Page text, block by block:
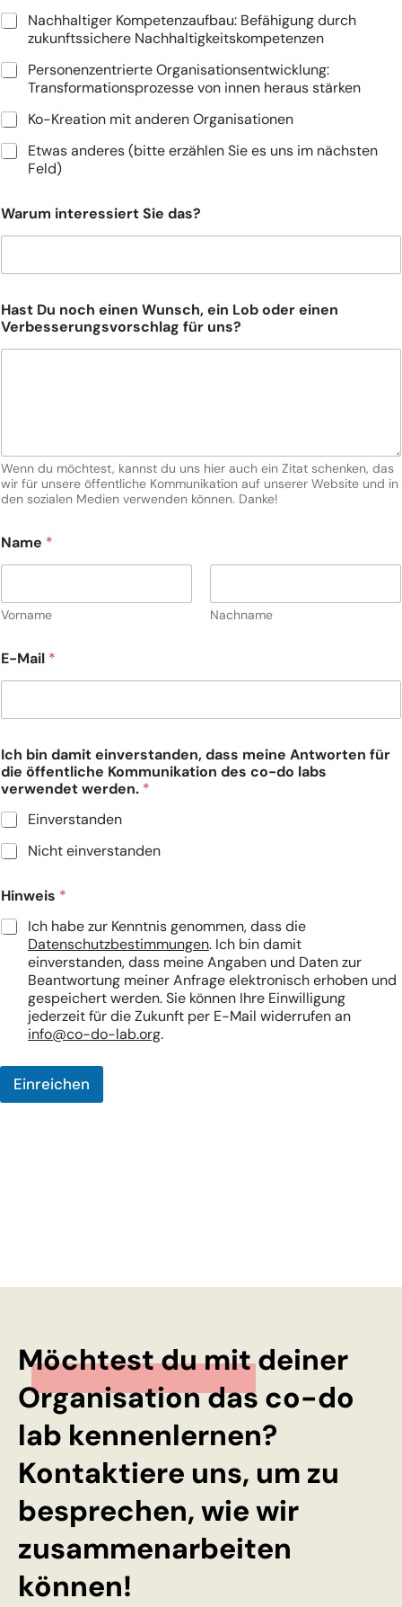
s
l
g
Nachhaltiger Kompetenzaufbau: Befähigung durch
zukunftssichere Nachhaltigkeitskompetenzen
Personenzentrierte Organisationsentwicklung:
Transformationsprozesse von innen heraus stärken
Ko-Kreation mit anderen Organisationen
Etwas anderes (bitte erzählen Sie es uns im nächsten
Feld)
Warum interessiert Sie das?
Hast Du noch einen Wunsch, ein Lob oder einen
Verbesserungsvorschlag für uns?
Wenn du möchtest, kannst du uns hier auch ein Zitat schenken, das
wir für unsere öffentliche Kommunikation auf unserer Website und in
den sozialen Medien verwenden können. Danke!
Name *
Vorname Nachname
E-Mail *
Ich bin damit einverstanden, dass meine Antworten für
die öffentliche Kommunikation des co-do labs
verwendet werden. *
Einverstanden
Nicht einverstanden
Hinweis *
Ich habe zur Kenntnis genommen, dass die
Datenschutzbestimmungen. Ich bin damit
einverstanden, dass meine Angaben und Daten zur
Beantwortung meiner Anfrage elektronisch erhoben und
gespeichert werden. Sie können Ihre Einwilligung
jederzeit für die Zukunft per E-Mail widerrufen an
info@co-do-lab.org.
Einreichen
Möchtest du mit deiner
Organisation das co-do
lab kennenlernen?
Kontaktiere uns, um zu
besprechen, wie wir
zusammenarbeiten
können!